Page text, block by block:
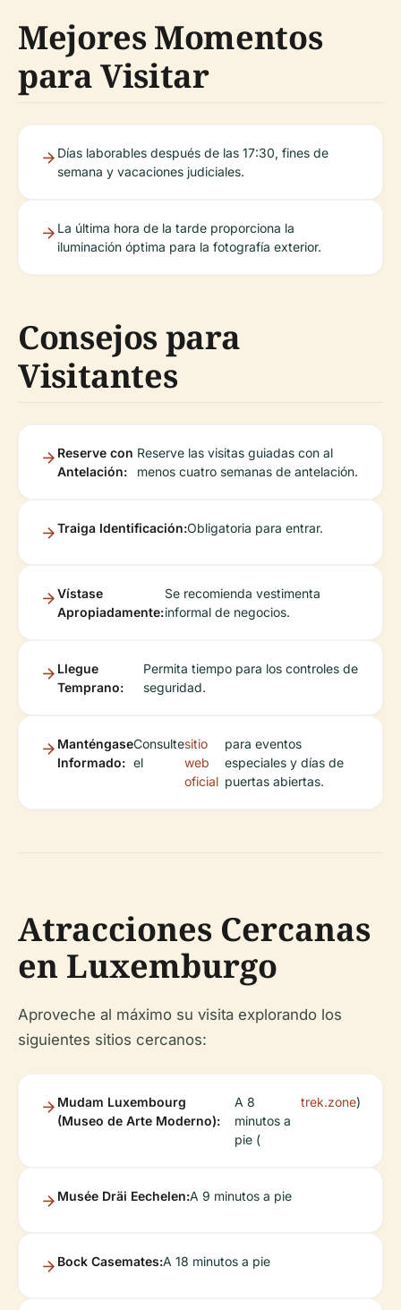
Mejores Momentos
para Visitar
Días laborables después de las 17:30, fines de
semana y vacaciones judiciales.
La última hora de la tarde proporciona la
iluminación óptima para la fotografía exterior.
Consejos para
Visitantes
Reserve con
Antelación:
Reserve las visitas guiadas con al
menos cuatro semanas de antelación.
Traiga Identificación:Obligatoria para entrar.
Vístase
Apropiadamente:
Se recomienda vestimenta
informal de negocios.
Llegue
Temprano:
Permita tiempo para los controles de
seguridad.
Manténgase
Informado:
Consulte
el
sitio
web
oficial
para eventos
especiales y días de
puertas abiertas.
Atracciones Cercanas
en Luxemburgo
Aproveche al máximo su visita explorando los
siguientes sitios cercanos:
Mudam Luxembourg
(Museo de Arte Moderno):
A 8
minutos a
pie (
trek.zone)
Musée Dräi Eechelen:A 9 minutos a pie
Bock Casemates:A 18 minutos a pie